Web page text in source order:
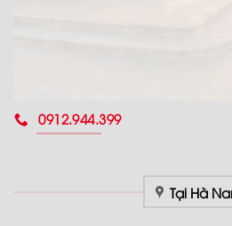
0912.944.399
Tại Hà